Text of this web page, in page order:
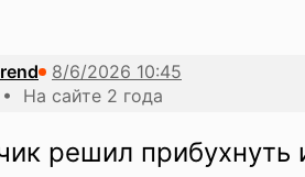
На сайте 2 года
решил прибухнуть